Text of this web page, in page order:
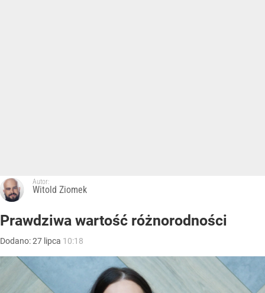
Autor:
Witold Ziomek
Prawdziwa wartość różnorodności
Dodano:27 lipca 10:18